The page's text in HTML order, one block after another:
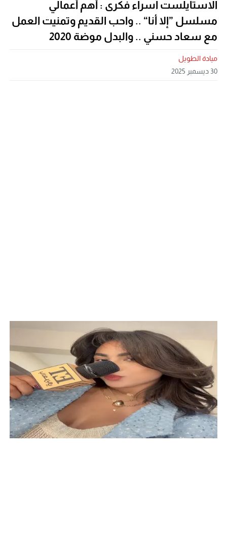
الاستايلست اسراء فكرى : أهم أعمالي
مسلسل ”إلا أنا“ .. واحب القديم وتمنيت العمل
مع سعاد حسني .. والبدل موضة 2020
ميادة الطويل
30 ديسمبر 2025